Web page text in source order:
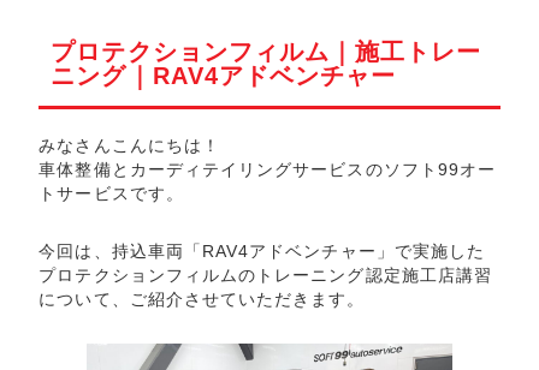
プロテクションフィルム｜施工トレー
ニング｜RAV4アドベンチャー
みなさんこんにちは！
車体整備とカーディテイリングサービスのソフト99オー
トサービスです。
今回は、持込車両「RAV4アドベンチャー」で実施した
プロテクションフィルムのトレーニング認定施工店講習
について、ご紹介させていただきます。